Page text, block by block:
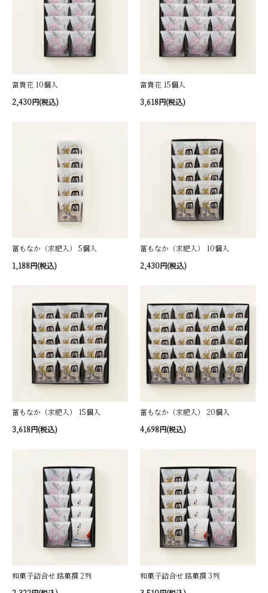
富貴花 10個入
2,430円(税込)
富貴花 15個入
3,618円(税込)
冨もなか（求肥入） 5個入
1,188円(税込)
冨もなか（求肥入） 10個入
2,430円(税込)
冨もなか（求肥入） 15個入
3,618円(税込)
冨もなか（求肥入） 20個入
4,698円(税込)
和菓子詰合せ 銘菓撰 2列
和菓子詰合せ 銘菓撰 3列